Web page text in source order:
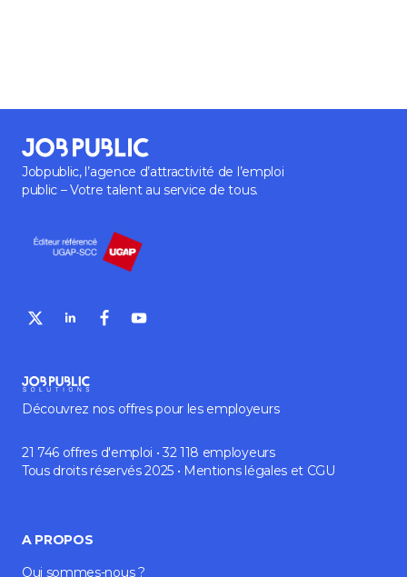
Jobpublic, l’agence d’attractivité de l’emploi
public – Votre talent au service de tous.
Découvrez nos offres pour les employeurs
21 746 offres d'emploi • 32 118 employeurs
Tous droits réservés 2025 • Mentions légaleset CGU
A PROPOS
Qui sommes-nous ?